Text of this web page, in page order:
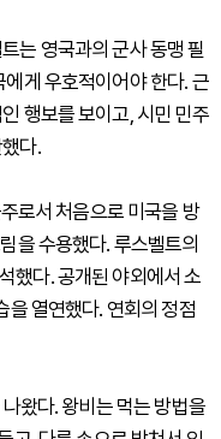
는 영국과의 군사 동맹 필
게 우호적이어야 한다. 근
행보를 보이고, 시민 민주
다.
로서 처음으로 미국을 방
을 수용했다. 루스벨트의
했다. 공개된 야외에서 소
을 열연했다. 연회의 정점
왔다. 왕비는 먹는 방법을